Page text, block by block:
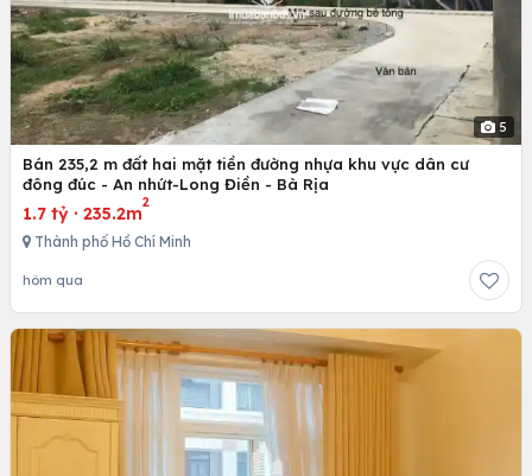
5
Bán 235,2 m đất hai mặt tiền đường nhựa khu vực dân cư
đông đúc - An nhứt-Long Điền - Bà Rịa
1.7 tỷ · 235.2m
2
Thành phố Hồ Chí Minh
hôm qua